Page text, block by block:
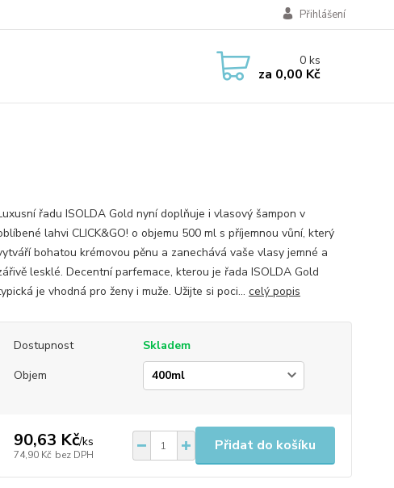
Přihlášení
0ks
za 0,00 Kč
řadu ISOLDA Gold nyní doplňuje i vlasový šampon v
lahvi CLICK&GO! o objemu 500 ml s příjemnou vůní, který
bohatou krémovou pěnu a zanechává vaše vlasy jemné a
lesklé. Decentní parfemace, kterou je řada ISOLDA Gold
je vhodná pro ženy i muže. Užijte si poci... celý popis
Dostupnost
Skladem
Objem
90,63 Kč/ks
74,90 Kč bez DPH
Přidat do košíku